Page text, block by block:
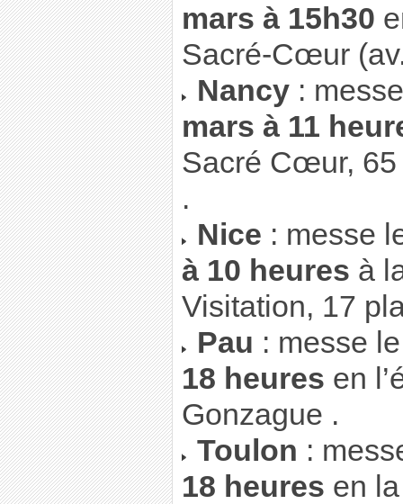
mars à 15h30
Sacré-Cœur
Nancy:
mars à 11
Sacré Cœur, 65
.
Nice : messe
à 10 heures à
Visitation, 17
Pau : messe
18 heures en
Gonzague .
Toulon :
18 heures en